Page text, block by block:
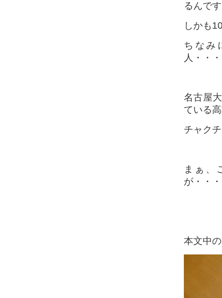
るんで
しかも
ちなみ
人・・
名古屋
ている
チャク
まぁ、
が・・
本文中